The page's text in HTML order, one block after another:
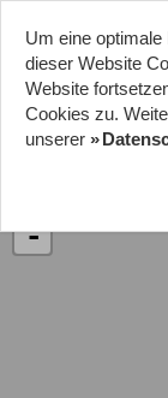
-
Um eine
dieser Website
Website
Cookies zu.
unserer